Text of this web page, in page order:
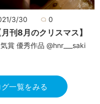
3/30 0
月刊8月のクリスマス】
気賞 優秀作品 @hnr___saki
一覧をみる